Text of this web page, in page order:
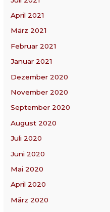
April 2021
März 2021
Februar 2021
Januar 2021
Dezember 2020
November 2020
September 2020
August 2020
Juli 2020
Juni 2020
Mai 2020
April 2020
März 2020